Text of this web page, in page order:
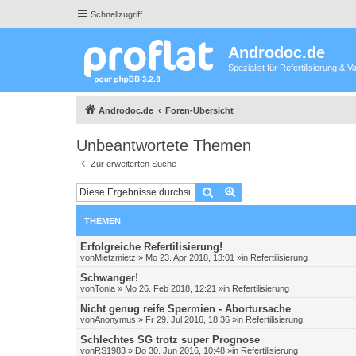
Schnellzugriff
Androdoc.de
Spezialist für Refertilisierung &
Androdoc.de Foren-Übersicht
Unbeantwortete Themen
Zur erweiterten Suche
Suche
THEMEN
Erfolgreiche Refertilisierung!
vonMietzmietz » Mo 23. Apr 2018, 13:01 »in Refertilisierung
Schwanger!
vonTonia » Mo 26. Feb 2018, 12:21 »in Refertilisierung
Nicht genug reife Spermien - Abortursache
vonAnonymus » Fr 29. Jul 2016, 18:36 »in Refertilisierung
Schlechtes SG trotz super Prognose
vonRS1983 » Do 30. Jun 2016, 10:48 »in Refertilisierung